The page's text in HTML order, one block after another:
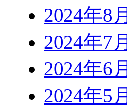
2024年8月
2024年7月
2024年6月
2024年5月